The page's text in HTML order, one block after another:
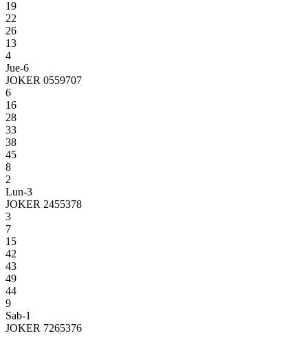
19
22
26
13
4
Jue-6
JOKER 0559707
6
16
28
33
38
45
8
2
Lun-3
JOKER 2455378
3
7
15
42
43
49
44
9
Sab-1
JOKER 7265376